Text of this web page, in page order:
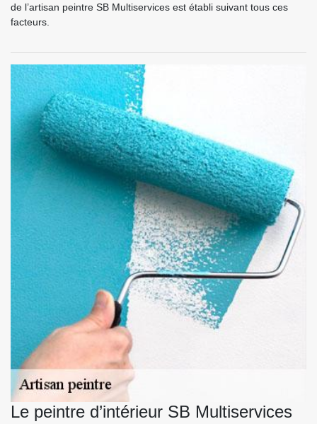
de l’artisan peintre SB Multiservices est établi suivant tous ces
facteurs.
Le peintre d’intérieur SB Multiservices